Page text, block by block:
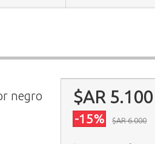
negro
$AR 5.100
-15% $AR 6.000